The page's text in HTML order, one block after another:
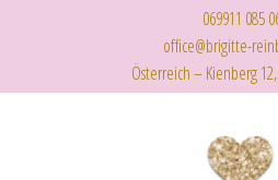
069911 085
office@brigitte-
Österreich – Kienberg